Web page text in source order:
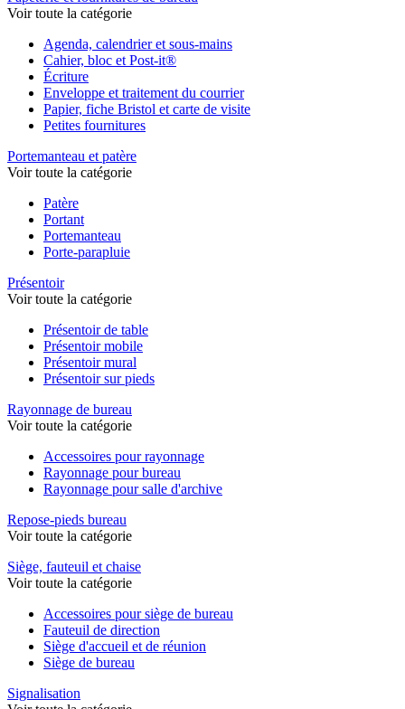
Voir toute la catégorie
Agenda, calendrier et sous-mains
Cahier, bloc et Post-it®
Écriture
Enveloppe et traitement du courrier
Papier, fiche Bristol et carte de visite
Petites fournitures
Portemanteau et patère
Voir toute la catégorie
Patère
Portant
Portemanteau
Porte-parapluie
Présentoir
Voir toute la catégorie
Présentoir de table
Présentoir mobile
Présentoir mural
Présentoir sur pieds
Rayonnage de bureau
Voir toute la catégorie
Accessoires pour rayonnage
Rayonnage pour bureau
Rayonnage pour salle d'archive
Repose-pieds bureau
Voir toute la catégorie
Siège, fauteuil et chaise
Voir toute la catégorie
Accessoires pour siège de bureau
Fauteuil de direction
Siège d'accueil et de réunion
Siège de bureau
Signalisation